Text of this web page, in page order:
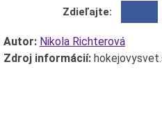
Zdieľajte:
Autor: Nikola Richterová
Zdroj informácií: